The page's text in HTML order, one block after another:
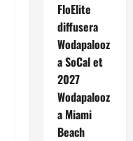
FloElite
diffusera
Wodapalooz
a SoCal et
2027
Wodapalooz
a Miami
Beach